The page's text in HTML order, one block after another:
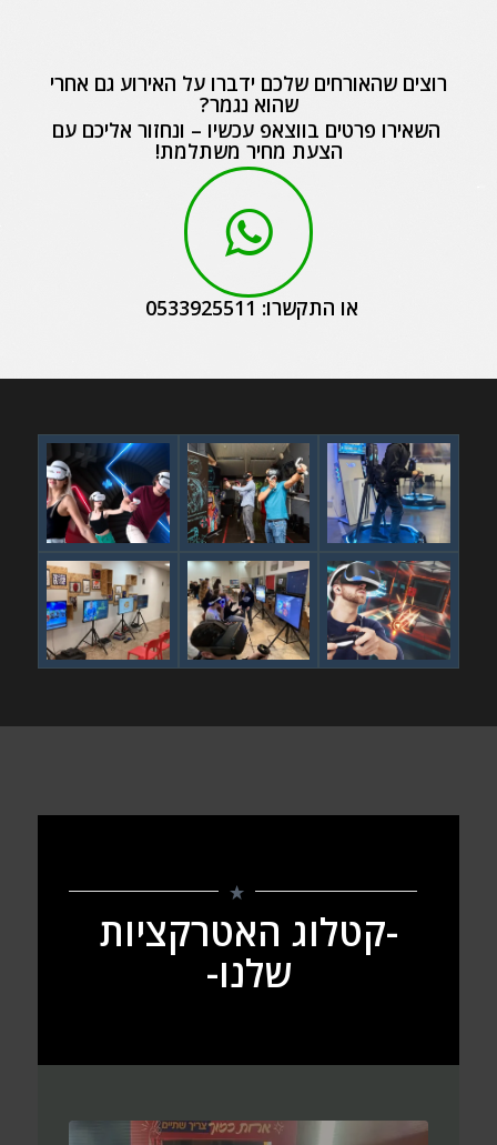
רוצים שהאורחים שלכם ידברו על האירוע גם אחרי
שהוא נגמר?
השאירו פרטים בווצאפ עכשיו – ונחזור אליכם עם
הצעת מחיר משתלמת!
או התקשרו: 0533925511
-קטלוג האטרקציות
שלנו-